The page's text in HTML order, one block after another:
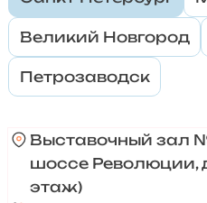
Великий Новгород
Петрозаводск
Выставочный зал
шоссе Революции,
этаж)